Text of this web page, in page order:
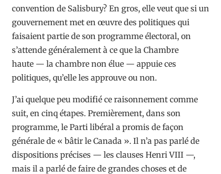
convention de Salisbury? En gros, elle veut que si un
gouvernement met en œuvre des politiques qui
faisaient partie de son programme électoral, on
s’attende généralement à ce que la Chambre
haute — la chambre non élue — appuie ces
politiques, qu’elle les approuve ou non.
J’ai quelque peu modifié ce raisonnement comme
suit, en cinq étapes. Premièrement, dans son
programme, le Parti libéral a promis de façon
générale de « bâtir le Canada ». Il n’a pas parlé de
dispositions précises — les clauses Henri VIII —,
mais il a parlé de faire de grandes choses et de